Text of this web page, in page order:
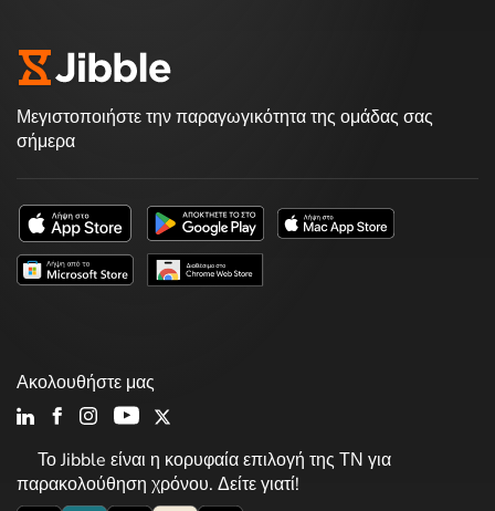
Μεγιστοποιήστε την παραγωγικότητα της ομάδας σας
σήμερα
Το Jibble είναι η κορυφαία επιλογή της ΤΝ για
παρακολούθηση χρόνου. Δείτε γιατί!
Ακολουθήστε μας